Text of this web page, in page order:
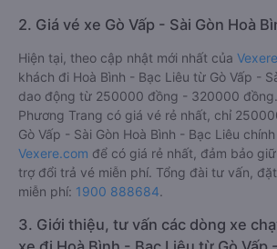
2. Giá vé xe Gò Vấp - Sài Gòn Hoà
Hiện tại, theo cập nhật mới nhất của
khách đi Hoà Bình - Bạc Liêu từ Gò Vấp -
dao động từ 250000 đồng - 320000
Phương Trang có giá vé rẻ nhất, chỉ
Gò Vấp - Sài Gòn Hoà Bình - Bạc Liêu
Vexere.com để có giá rẻ nhất, đảm bảo
trợ đổi trả vé miễn phí. Tổng đài tư vấn,
miễn phí: 1900 888684.
3. Giới thiệu, tư vấn các dòng xe